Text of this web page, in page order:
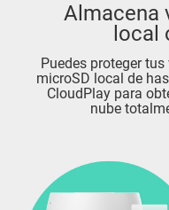
Almacena
local
Puedes proteger
microSD local de
CloudPlay para
nube